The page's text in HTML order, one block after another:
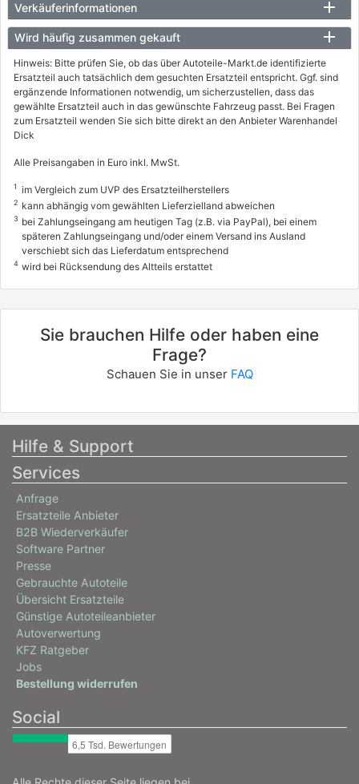
3.0 D-4D (KDJ120, KDJ125)
122 / 166
07/2004 - 08/2009
5048013
TOYOTA
09/2002 - 08/2009
5013AFX, 5013AFY, 5013AGB
5013AGC
TOYOTA
3.0 D-4D (KDJ150_, KDJ150, KDJ155)
127 / 173
08/2009 - heute
5013AGZ, 5013AHA
LAND CRUISER PRADO (_J15_)
3.0 D-4D (KDJ155_, KDJ150_, KDJ150R, KDJ155R)
Verkäuferinformationen
Wird häufig zusammen gekauft
Hinweis: Bitte prüfen Sie, ob das über Autoteile-Markt.de identifizierte
Ersatzteil auch tatsächlich dem gesuchten Ersatzteil entspricht. Ggf. sind
ergänzende Informationen notwendig, um sicherzustellen, dass das
gewählte Ersatzteil auch in das gewünschte Fahrzeug passt. Bei Fragen
zum Ersatzteil wenden Sie sich bitte direkt an den Anbieter Warenhandel
Dick
Alle Preisangaben in Euro inkl. MwSt.
1 im Vergleich zum UVP des Ersatzteilherstellers
2 kann abhängig vom gewählten Lieferzielland abweichen
3 bei Zahlungseingang am heutigen Tag (z.B. via PayPal), bei einem
späteren Zahlungseingang und/oder einem Versand ins Ausland
verschiebt sich das Lieferdatum entsprechend
4 wird bei Rücksendung des Altteils erstattet
Sie brauchen Hilfe oder haben eine
Frage?
Schauen Sie in unser FAQ
Hilfe & Support
Services
Anfrage
Ersatzteile Anbieter
B2B Wiederverkäufer
Software Partner
Presse
Gebrauchte Autoteile
Übersicht Ersatzteile
Günstige Autoteileanbieter
Autoverwertung
KFZ Ratgeber
Jobs
Bestellung widerrufen
Social